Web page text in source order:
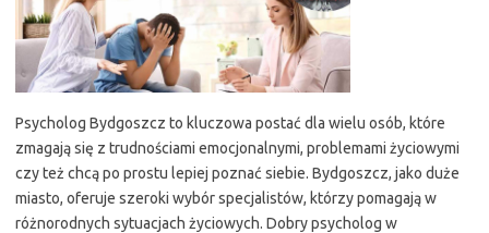
Psycholog Bydgoszcz to kluczowa postać dla wielu osób, które
zmagają się z trudnościami emocjonalnymi, problemami życiowymi
czy też chcą po prostu lepiej poznać siebie. Bydgoszcz, jako duże
miasto, oferuje szeroki wybór specjalistów, którzy pomagają w
różnorodnych sytuacjach życiowych. Dobry psycholog w